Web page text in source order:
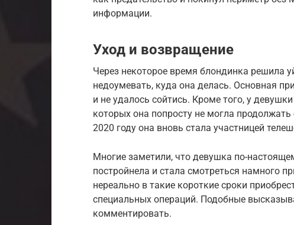
информации.
Уход и возвращение
Через некоторое время блондинка решила
недоумевать, куда она делась. Основная
и не удалось сойтись. Кроме того, у
которых она попросту не могла
2020 году она вновь стала участницей
Многие заметили, что девушка по-
постройнела и стала смотреться намного
нереально в такие короткие сроки
специальных операций. Подобные
комментировать.